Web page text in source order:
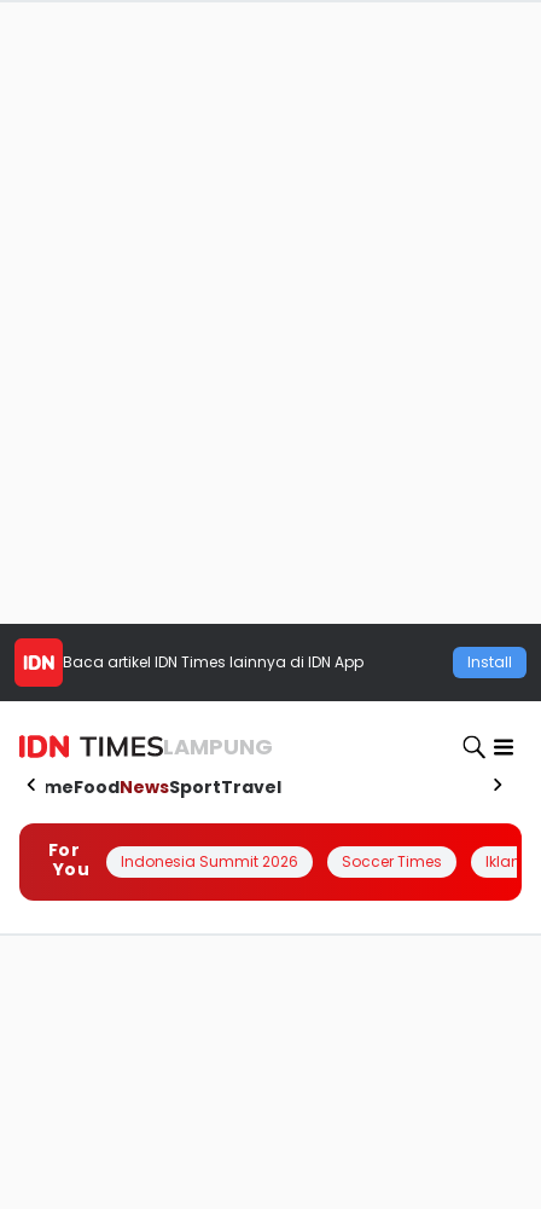
Baca artikel IDN Times lainnya di IDN App Install
LAMPUNG
HomeFoodNewsSportTravel
For
You
Indonesia Summit 2026 Soccer Times Iklanin